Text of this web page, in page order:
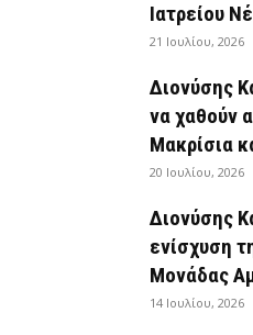
Ιατρείου
21 Ιουλίου, 2026
Διονύσης
να χαθούν
Μακρίσια
20 Ιουλίου, 2026
Διονύσης
ενίσχυση
Μονάδας
14 Ιουλίου, 2026